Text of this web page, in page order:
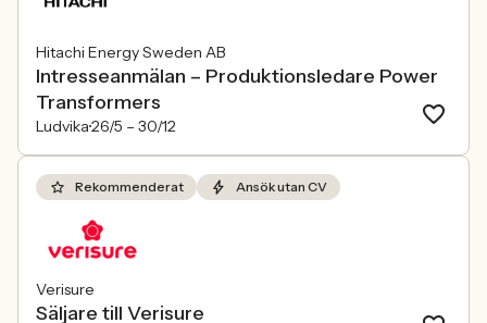
Hitachi Energy Sweden AB
Intresseanmälan – Produktionsledare Power
Transformers
Ludvika26/5 – 30/12
Rekommenderat Ansök utan CV
Verisure
Säljare till Verisure